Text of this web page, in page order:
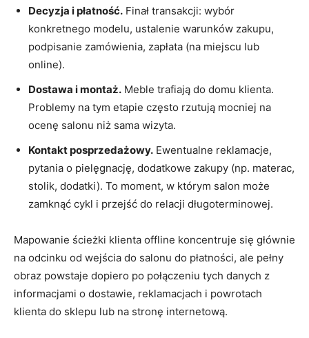
Decyzja i płatność. Finał transakcji: wybór
konkretnego modelu, ustalenie warunków zakupu,
podpisanie zamówienia, zapłata (na miejscu lub
online).
Dostawa i montaż. Meble trafiają do domu klienta.
Problemy na tym etapie często rzutują mocniej na
ocenę salonu niż sama wizyta.
Kontakt posprzedażowy. Ewentualne reklamacje,
pytania o pielęgnację, dodatkowe zakupy (np. materac,
stolik, dodatki). To moment, w którym salon może
zamknąć cykl i przejść do relacji długoterminowej.
Mapowanie ścieżki klienta offline koncentruje się głównie
na odcinku od wejścia do salonu do płatności, ale pełny
obraz powstaje dopiero po połączeniu tych danych z
informacjami o dostawie, reklamacjach i powrotach
klienta do sklepu lub na stronę internetową.